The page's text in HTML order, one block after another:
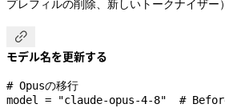
プレフィルの削除、新しいトークナイザー

モデル名を更新する
# Opusの移行
model = "claude-opus-4-8"
#